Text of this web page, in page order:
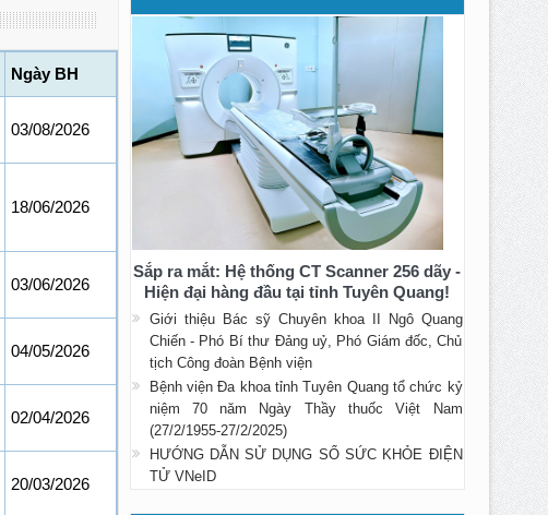
Ngày BH
03/08/2026
18/06/2026
03/06/2026
04/05/2026
02/04/2026
20/03/2026
Sắp ra mắt: Hệ thống CT Scanner 256 dãy -
Hiện đại hàng đầu tại tỉnh Tuyên Quang!
Giới thiệu Bác sỹ Chuyên khoa II Ngô Quang
Chiến - Phó Bí thư Đảng uỷ, Phó Giám đốc, Chủ
tịch Công đoàn Bệnh viện
Bệnh viện Đa khoa tỉnh Tuyên Quang tổ chức kỷ
niệm 70 năm Ngày Thầy thuốc Việt Nam
(27/2/1955-27/2/2025)
HƯỚNG DẪN SỬ DỤNG SỔ SỨC KHỎE ĐIỆN
TỬ VNeID